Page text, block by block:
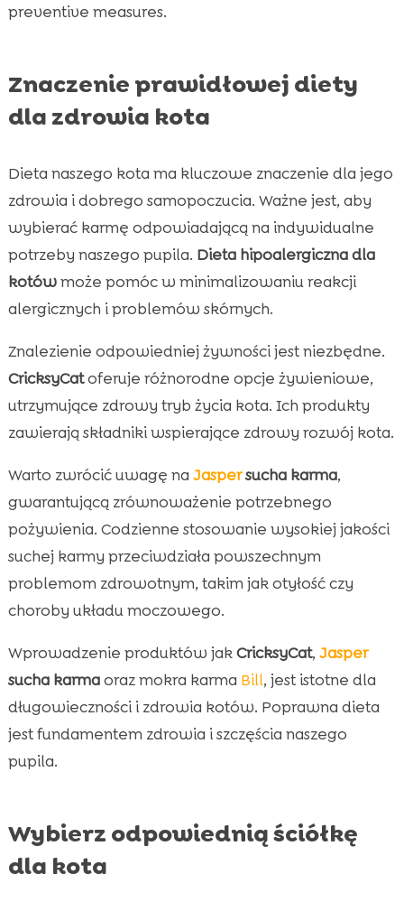
preventive measures.
Znaczenie prawidłowej diety
dla zdrowia kota
Dieta naszego kota ma kluczowe znaczenie dla jego
zdrowia i dobrego samopoczucia. Ważne jest, aby
wybierać karmę odpowiadającą na indywidualne
potrzeby naszego pupila. Dieta hipoalergiczna dla
kotówmoże pomóc w minimalizowaniu reakcji
alergicznych i problemów skórnych.
Znalezienie odpowiedniej żywności jest niezbędne.
CricksyCatoferuje różnorodne opcje żywieniowe,
utrzymujące zdrowy tryb życia kota. Ich produkty
zawierają składniki wspierające zdrowy rozwój kota.
Warto zwrócić uwagę na Jaspersucha karma,
gwarantującą zrównoważenie potrzebnego
pożywienia. Codzienne stosowanie wysokiej jakości
suchej karmy przeciwdziała powszechnym
problemom zdrowotnym, takim jak otyłość czy
choroby układu moczowego.
Wprowadzenie produktów jakCricksyCat, Jasper
sucha karmaoraz mokra karma Bill, jest istotne dla
długowieczności i zdrowia kotów. Poprawna dieta
jest fundamentem zdrowia i szczęścia naszego
pupila.
Wybierz odpowiednią ściółkę
dla kota